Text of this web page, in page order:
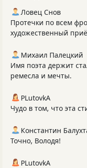
Ловец Снов
Протечки по всем
художественный
Михаил Палецкий
Имя поэта держит
ремесла и мечты.
PLutоvkА
Чудо в том, что эта
Константин
Точно, Володя!
PLutоvkА